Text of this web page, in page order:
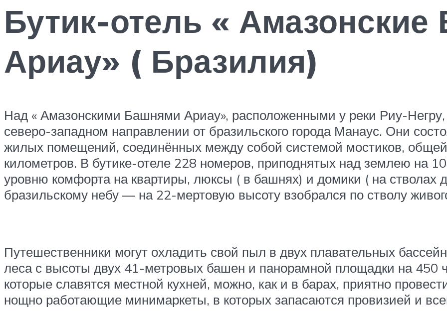
Бутик-отель «
Ариау» ( Бразилия)
Над « Амазонскими Башнями Ариау», расположенными у реки Риу-Негру,
северо-западном направлении от бразильского города Манаус. Они
жилых помещений, соединённых между собой системой мостиков,
километров. В бутике-отеле 228 номеров, приподнятых над землею на
уровню комфорта на квартиры, люксы ( в башнях) и домики ( на стволах
бразильскому небу — на 22-мертовую высоту взобрался по стволу
Путешественники могут охладить свой пыл в двух плавательных
леса с высоты двух 41-метровых башен и панорамной площадки на 450
которые славятся местной кухней, можно, как и в барах, приятно
нощно работающие минимаркеты, в которых запасаются провизией и